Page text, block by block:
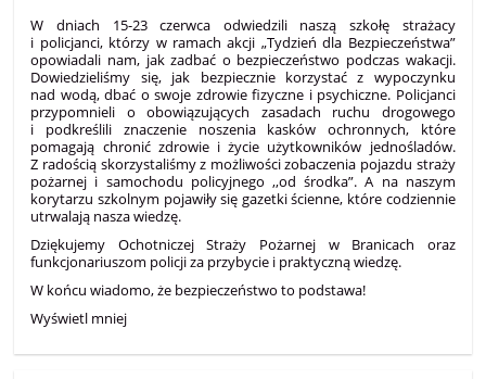
W dniach 15-23 czerwca odwiedzili naszą szkołę strażacy
i policjanci, którzy w ramach akcji „Tydzień dla Bezpieczeństwa”
opowiadali nam, jak zadbać o bezpieczeństwo podczas wakacji.
Dowiedzieliśmy się, jak bezpiecznie korzystać z wypoczynku
nad wodą, dbać o swoje zdrowie fizyczne i psychiczne. Policjanci
przypomnieli o obowiązujących zasadach ruchu drogowego
i podkreślili znaczenie noszenia kasków ochronnych, które
pomagają chronić zdrowie i życie użytkowników jednośladów.
Z radością skorzystaliśmy z możliwości zobaczenia pojazdu straży
pożarnej i samochodu policyjnego ,,od środka”. A na naszym
korytarzu szkolnym pojawiły się gazetki ścienne, które codziennie
utrwalają nasza wiedzę.
Dziękujemy Ochotniczej Straży Pożarnej w Branicach oraz
funkcjonariuszom policji za przybycie i praktyczną wiedzę.
W końcu wiadomo, że bezpieczeństwo to podstawa!
Wyświetl mniej